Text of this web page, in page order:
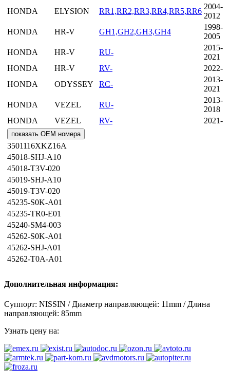
HONDA
ELYSION RR1,RR2,RR3,RR4,RR5,RR6
2004-
2012
HONDA
HR-V GH1,GH2,GH3,GH4
1998-
2005
HONDA
HR-V RU-
2015-
2021
HONDA
HR-V RV-
2022-
HONDA
ODYSSEY RC-
2013-
2021
HONDA
VEZEL RU-
2013-
2018
HONDA
VEZEL RV- 2021-
показать OEM номера
3501116XKZ16A
45018-SHJ-A10
45018-T3V-020
45019-SHJ-A10
45019-T3V-020
45235-S0K-A01
45235-TR0-E01
45240-SM4-003
45262-S0K-A01
45262-SHJ-A01
45262-T0A-A01
Дополнительная информация:
Суппорт: NISSIN / Диаметр направляющей: 11mm / Длина
направляющей: 85mm
Узнать цену на: